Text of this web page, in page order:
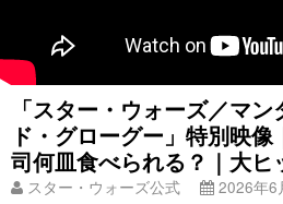
「スター・ウォーズ／マ
ド・グローグー」特別映
司何皿食べられる？｜大ヒ
スター・ウォーズ公式 2026年6